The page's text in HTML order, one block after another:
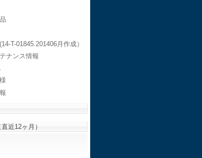
T-01845.201406月作成）
ナンス情報
近12ヶ月）